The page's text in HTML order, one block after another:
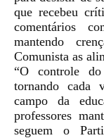
que recebeu
comentários
mantendo
Comunista as
“O controle
tornando cada
campo da
professores
seguem o